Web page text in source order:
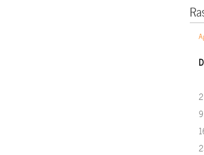
D
2
9